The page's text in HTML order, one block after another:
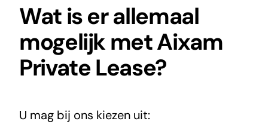
Wat is er allemaal
mogelijk met Aixam
Private Lease?
U mag bij ons kiezen uit: